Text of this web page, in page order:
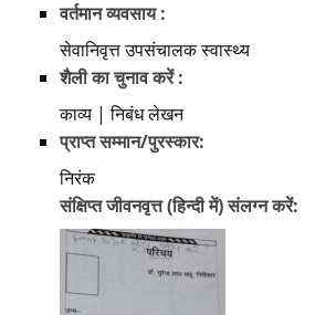
वर्तमान व्यवसाय :
सेवानिवृत्त उपसंचालक स्वास्थ्य
शैली का चुनाव करें :
काव्य | निबंध लेखन
प्राप्त सम्मान/पुरस्कार:
निरंक
संक्षिप्त जीवनवृत्त (हिन्दी में) संलग्न करें: